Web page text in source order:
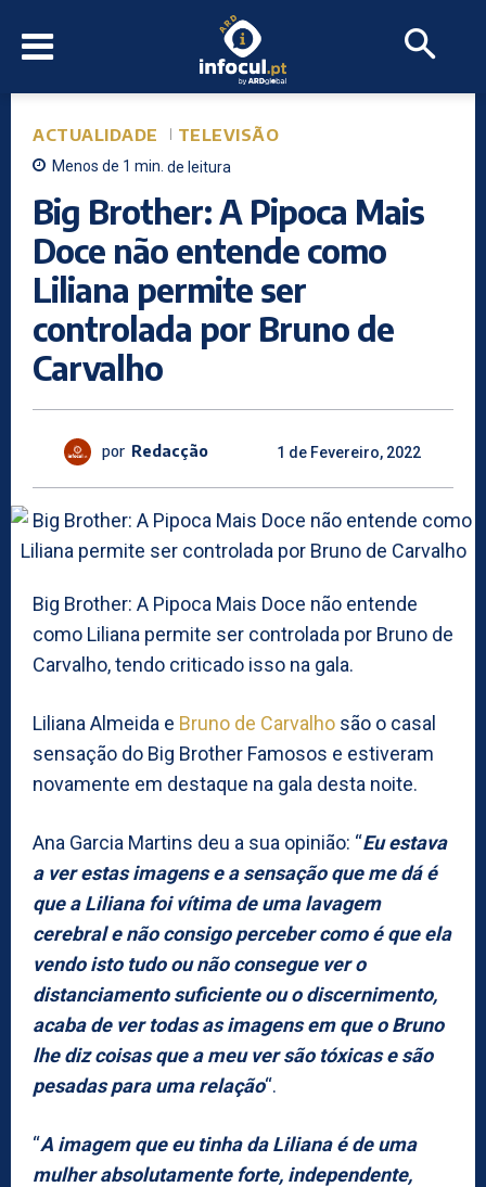
ACTUALIDADE TELEVISÃO
Menos de 1 min. de leitura
Big Brother: A Pipoca Mais
Doce não entende como
Liliana permite ser
controlada por Bruno de
Carvalho
por Redacção 1 de Fevereiro, 2022
Big Brother: A Pipoca Mais Doce não entende
como Liliana permite ser controlada por Bruno de
Carvalho, tendo criticado isso na gala.
Liliana Almeida e Bruno de Carvalho são o casal
sensação do Big Brother Famosos e estiveram
novamente em destaque na gala desta noite.
Ana Garcia Martins deu a sua opinião: “Eu estava
a ver estas imagens e a sensação que me dá é
que a Liliana foi vítima de uma lavagem
cerebral e não consigo perceber como é que ela
vendo isto tudo ou não consegue ver o
distanciamento suficiente ou o discernimento,
acaba de ver todas as imagens em que o Bruno
lhe diz coisas que a meu ver são tóxicas e são
pesadas para uma relação“.
“A imagem que eu tinha da Liliana é de uma
mulher absolutamente forte, independente,